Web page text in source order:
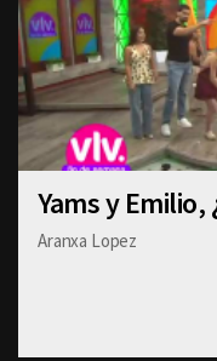
Yams y
Aranxa Lopez